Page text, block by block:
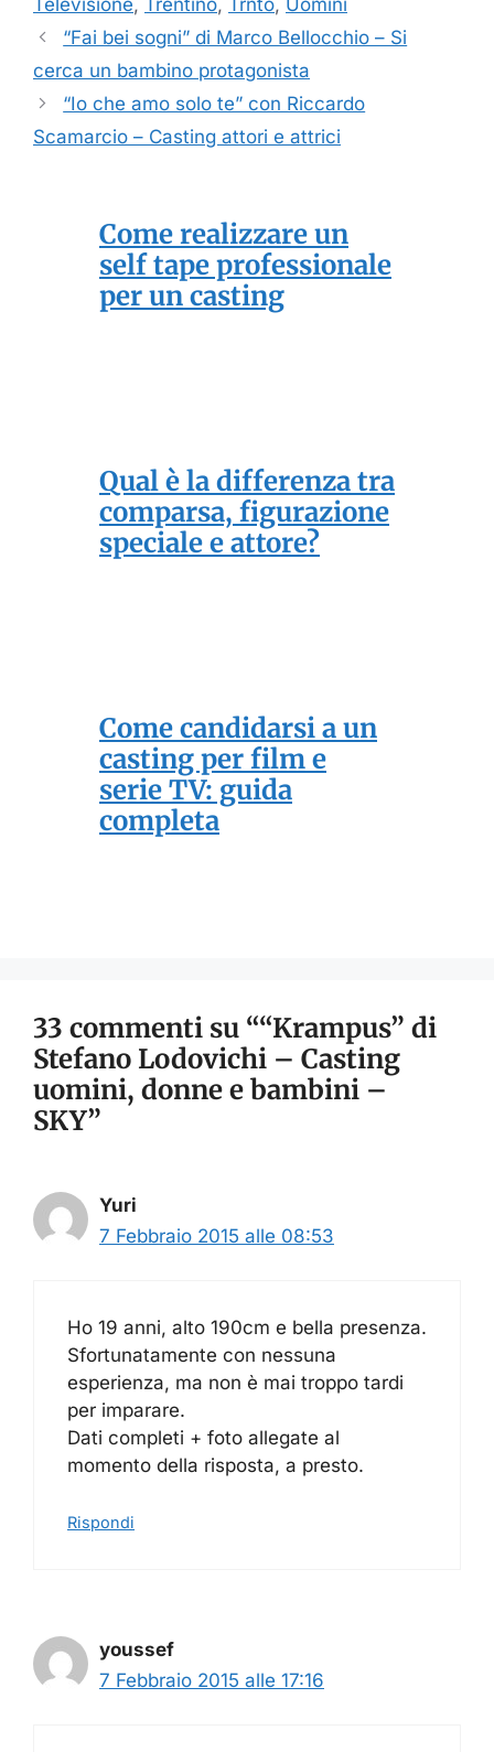
“Fai bei sogni” di Marco Bellocchio – Si
cerca un bambino protagonista
“Io che amo solo te” con Riccardo
Scamarcio – Casting attori e attrici
Come realizzare un
self tape professionale
per un casting
Qual è la differenza tra
comparsa, figurazione
speciale e attore?
Come candidarsi a un
casting per film e
serie TV: guida
completa
33 commenti su ““Krampus” di
Stefano Lodovichi – Casting
uomini, donne e bambini –
SKY”
Yuri
7 Febbraio 2015 alle 08:53
Ho 19 anni, alto 190cm e bella presenza.
Sfortunatamente con nessuna
esperienza, ma non è mai troppo tardi
per imparare.
Dati completi + foto allegate al
momento della risposta, a presto.
Rispondi
youssef
7 Febbraio 2015 alle 17:16